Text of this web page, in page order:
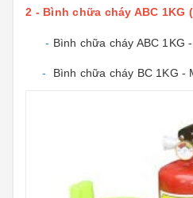
2 - Bình chữa cháy ABC 1KG
- Bình chữa cháy ABC 1KG
- Bình chữa cháy BC 1KG -